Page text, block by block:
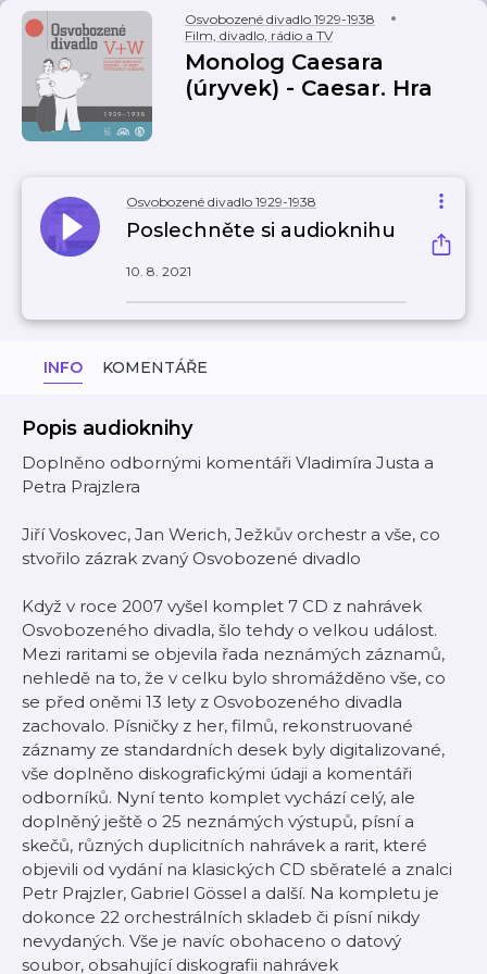
Osvobozené divadlo 1929-1938
Film, divadlo, rádio a TV
Monolog Caesara
(úryvek) - Caesar. Hra
Osvobozené divadlo 1929-1938
Poslechněte si audioknihu
10. 8. 2021
INFO KOMENTÁŘE
Popis audioknihy
Doplněno odbornými komentáři Vladimíra Justa a
Petra Prajzlera
Jiří Voskovec, Jan Werich, Ježkův orchestr a vše, co
stvořilo zázrak zvaný Osvobozené divadlo
Když v roce 2007 vyšel komplet 7 CD z nahrávek
Osvobozeného divadla, šlo tehdy o velkou událost.
Mezi raritami se objevila řada neznámých záznamů,
nehledě na to, že v celku bylo shromážděno vše, co
se před oněmi 13 lety z Osvobozeného divadla
zachovalo. Písničky z her, filmů, rekonstruované
záznamy ze standardních desek byly digitalizované,
vše doplněno diskografickými údaji a komentáři
odborníků. Nyní tento komplet vychází celý, ale
doplněný ještě o 25 neznámých výstupů, písní a
skečů, různých duplicitních nahrávek a rarit, které
objevili od vydání na klasických CD sběratelé a znalci
Petr Prajzler, Gabriel Gössel a další. Na kompletu je
dokonce 22 orchestrálních skladeb či písní nikdy
nevydaných. Vše je navíc obohaceno o datový
soubor, obsahující diskografii nahrávek